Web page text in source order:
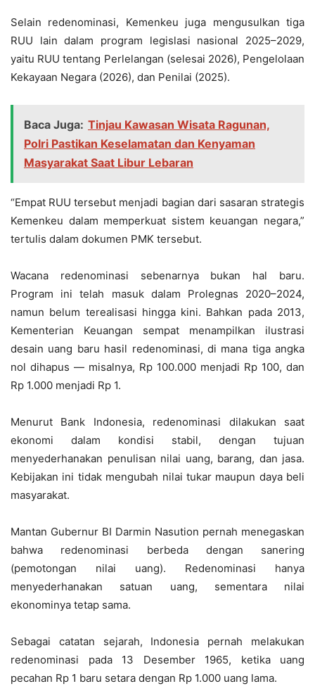
Selain redenominasi, Kemenkeu juga mengusulkan tiga
RUU lain dalam program legislasi nasional 2025–2029,
yaitu RUU tentang Perlelangan (selesai 2026), Pengelolaan
Kekayaan Negara (2026), dan Penilai (2025).
Baca Juga: Tinjau Kawasan Wisata Ragunan,
Polri Pastikan Keselamatan dan Kenyaman
Masyarakat Saat Libur Lebaran
“Empat RUU tersebut menjadi bagian dari sasaran strategis
Kemenkeu dalam memperkuat sistem keuangan negara,”
tertulis dalam dokumen PMK tersebut.
Wacana redenominasi sebenarnya bukan hal baru.
Program ini telah masuk dalam Prolegnas 2020–2024,
namun belum terealisasi hingga kini. Bahkan pada 2013,
Kementerian Keuangan sempat menampilkan ilustrasi
desain uang baru hasil redenominasi, di mana tiga angka
nol dihapus — misalnya, Rp 100.000 menjadi Rp 100, dan
Rp 1.000 menjadi Rp 1.
Menurut Bank Indonesia, redenominasi dilakukan saat
ekonomi dalam kondisi stabil, dengan tujuan
menyederhanakan penulisan nilai uang, barang, dan jasa.
Kebijakan ini tidak mengubah nilai tukar maupun daya beli
masyarakat.
Mantan Gubernur BI Darmin Nasution pernah menegaskan
bahwa redenominasi berbeda dengan sanering
(pemotongan nilai uang). Redenominasi hanya
menyederhanakan satuan uang, sementara nilai
ekonominya tetap sama.
Sebagai catatan sejarah, Indonesia pernah melakukan
redenominasi pada 13 Desember 1965, ketika uang
pecahan Rp 1 baru setara dengan Rp 1.000 uang lama.